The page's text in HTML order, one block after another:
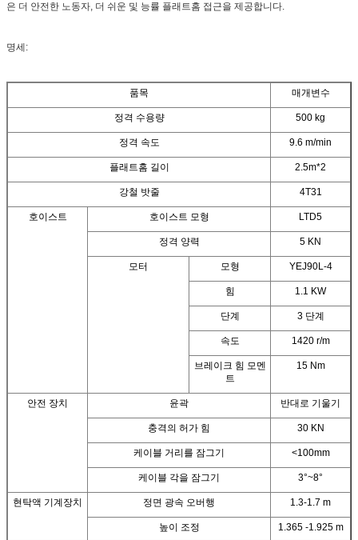
은 더 안전한 노동자, 더 쉬운 및 능률 플래트홈 접근을 제공합니다.
명세:
품목 매개변수
정격 수용량 500 kg
정격 속도 9.6 m/min
플래트홈 길이 2.5m*2
강철 밧줄 4T31
호이스트 호이스트 모형 LTD5
정격 양력 5 KN
모터 모형 YEJ90L-4
힘 1.1 KW
단계 3 단계
속도 1420 r/m
브레이크 힘 모멘
트
15 Nm
안전 장치 윤곽 반대로 기울기
충격의 허가 힘 30 KN
케이블 거리를 잠그기 <100mm
케이블 각을 잠그기 3°~8°
현탁액 기계장치 정면 광속 오버행 1.3-1.7 m
높이 조정 1.365 -1.925 m